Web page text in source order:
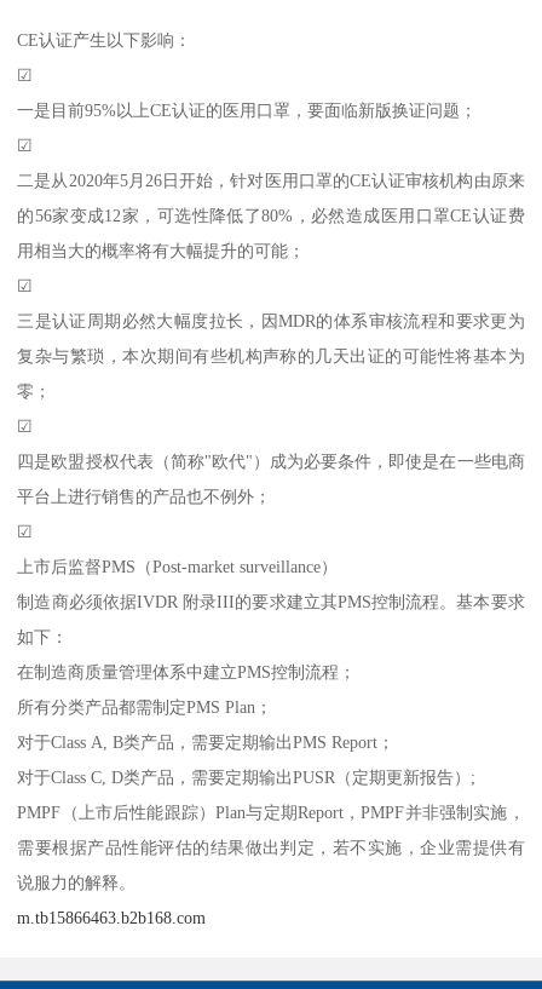
CE认证产生以下影响：
☑
一是目前95%以上CE认证的医用口罩，要面临新版换证问题；
☑
二是从2020年5月26日开始，针对医用口罩的CE认证审核机构由原来
的56家变成12家，可选性降低了80%，必然造成医用口罩CE认证费
用相当大的概率将有大幅提升的可能；
☑
三是认证周期必然大幅度拉长，因MDR的体系审核流程和要求更为
复杂与繁琐，本次期间有些机构声称的几天出证的可能性将基本为
零；
☑
四是欧盟授权代表（简称"欧代"）成为必要条件，即使是在一些电商
平台上进行销售的产品也不例外；
☑
上市后监督PMS（Post-market surveillance）
制造商必须依据IVDR 附录III的要求建立其PMS控制流程。基本要求
如下：
在制造商质量管理体系中建立PMS控制流程；
所有分类产品都需制定PMS Plan；
对于Class A, B类产品，需要定期输出PMS Report；
对于Class C, D类产品，需要定期输出PUSR（定期更新报告）;
PMPF（上市后性能跟踪）Plan与定期Report，PMPF并非强制实施，
需要根据产品性能评估的结果做出判定，若不实施，企业需提供有
说服力的解释。
m.tb15866463.b2b168.com